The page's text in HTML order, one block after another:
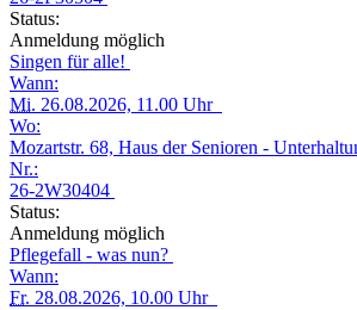
Status:
Anmeldung möglich
Singen für alle!
Wann:
Mi. 26.08.2026, 11.00 Uhr
Wo:
Mozartstr. 68, Haus der Senioren -
Nr.:
26-2W30404
Status:
Anmeldung möglich
Pflegefall - was nun?
Wann:
Fr. 28.08.2026, 10.00 Uhr